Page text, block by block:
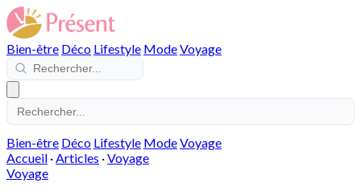
Bien-être Déco Lifestyle ModeVoyage
Bien-être Déco Lifestyle ModeVoyage
Accueil ·Articles ·Voyage
Voyage